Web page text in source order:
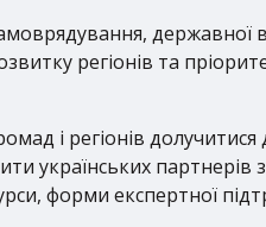
державної
регіонів та
і регіонів
українських
форми експертної